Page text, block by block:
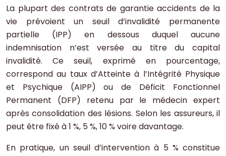
La plupart des contrats de garantie accidents de la
vie prévoient un seuil d’invalidité permanente
partielle (IPP) en dessous duquel aucune
indemnisation n’est versée au titre du capital
invalidité. Ce seuil, exprimé en pourcentage,
correspond au taux d’Atteinte à l’Intégrité Physique
et Psychique (AIPP) ou de Déficit Fonctionnel
Permanent (DFP) retenu par le médecin expert
après consolidation des lésions. Selon les assureurs, il
peut être fixé à 1 %, 5 %, 10 % voire davantage.
En pratique, un seuil d’intervention à 5 % constitue